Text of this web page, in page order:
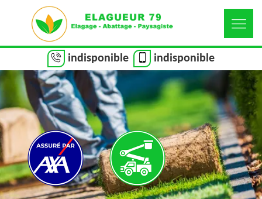
indisponible indisponible